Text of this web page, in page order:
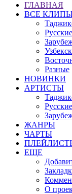
ГЛАВНАЯ
ВСЕ
Русские
Разные
НОВИНКИ
АРТИСТЫ
Русские
ЖАНРЫ
ЧАРТЫ
ЕЩЕ
О